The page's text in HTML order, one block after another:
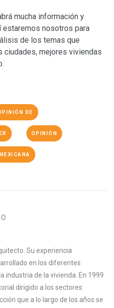
mucha información y
estaremos nosotros para
de los temas que
ciudades, mejores viviendas
DE
OPINIÓN
Su experiencia
en los diferentes
industria de la vivienda. En 1999
dirigido a los sectores
que a lo largo de los años se